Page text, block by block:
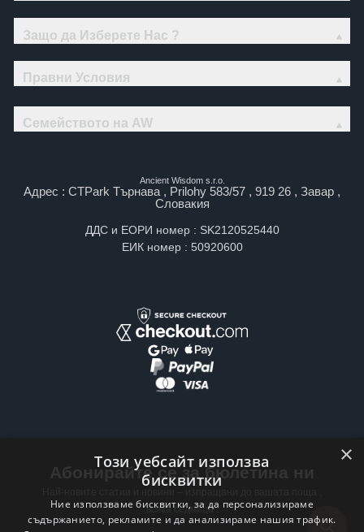
Защо да Изберете Нас ?
Правни Условия
Семейството на AW
Ancient Wisdom s.r.o.
Адрес : CTPark Търнава , Prilohy 583/57 , 919 26 , Завар ,
Словакия
ДДС и ЕОРИ номер : SK2120525440
ЕИК номер : 50920600
Абонирайте се за бюлетина ни
всяка седмица .
×
Този уебсайт използва
бисквитки
Ние използваме бисквитки, за да персонализираме
съдържанието, рекламите и да анализираме нашия трафик.